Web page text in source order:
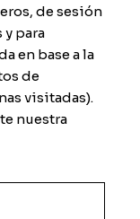
de mi
nuestro
tu Legend
de sesión
para
en base a la
de
visitadas).
nuestra